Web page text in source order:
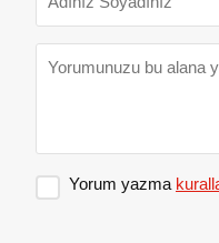
Yorum yazma